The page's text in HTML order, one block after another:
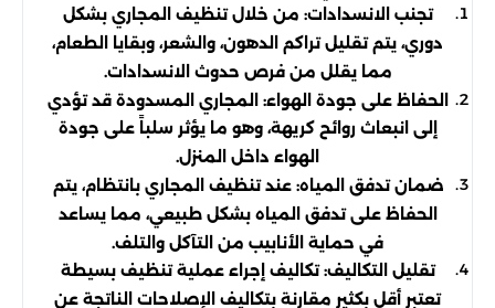
تجنب الانسدادات: من خلال تنظيف المجاري بشكل
دوري، يتم تقليل تراكم الدهون، والشعر، وبقايا الطعام،
مما يقلل من فرص حدوث الانسدادات.
الحفاظ على جودة الهواء: المجاري المسدودة قد تؤدي
إلى انبعاث روائح كريهة، وهو ما يؤثر سلباً على جودة
الهواء داخل المنزل.
ضمان تدفق المياه: عند تنظيف المجاري بانتظام، يتم
الحفاظ على تدفق المياه بشكل طبيعي، مما يساعد
في حماية الأنابيب من التآكل والتلف.
تقليل التكاليف: تكاليف إجراء عملية تنظيف بسيطة
تعتبر أقل بكثير مقارنة بتكاليف الإصلاحات الناتجة عن